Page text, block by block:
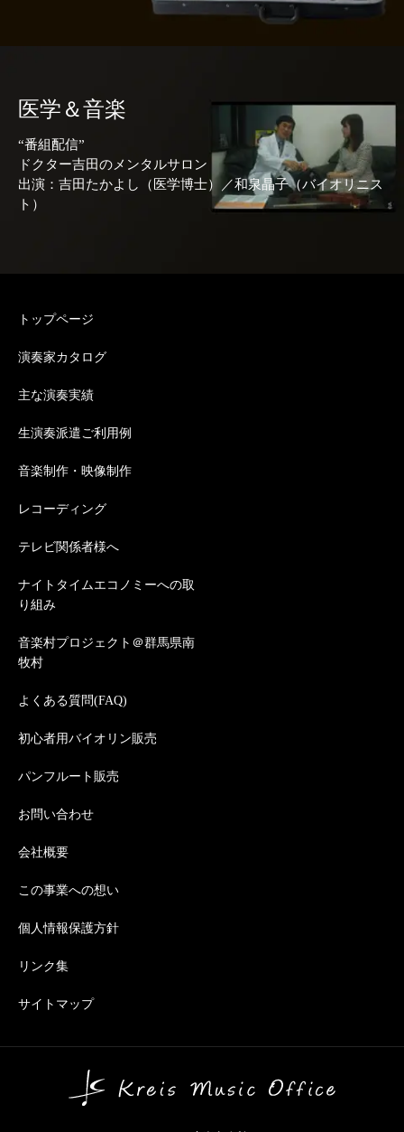
医学＆音楽
“番組配信”
ドクター吉田のメンタルサロン
出演：吉田たかよし（医学博士）／和泉晶子（バイオリニス
ト）
トップページ
演奏家カタログ
主な演奏実績
生演奏派遣ご利用例
音楽制作・映像制作
レコーディング
テレビ関係者様へ
ナイトタイムエコノミーへの取
り組み
音楽村プロジェクト＠群馬県南
牧村
よくある質問(FAQ)
初心者用バイオリン販売
パンフルート販売
お問い合わせ
会社概要
この事業への想い
個人情報保護方針
リンク集
サイトマップ